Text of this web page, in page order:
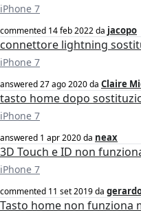
iPhone 7
commented 14 feb 2022da jacopo
connettore lightning
iPhone 7
answered27 ago 2020da Claire
tasto home dopo
iPhone 7
answered 1 apr 2020da neax
3D Touch e ID non
iPhone 7
commented 11 set 2019da
Tasto home non funziona